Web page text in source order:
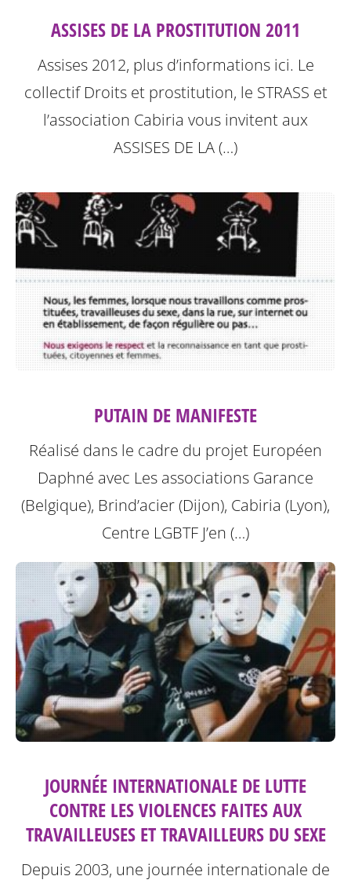
ASSISES DE LA PROSTITUTION 2011
Assises 2012, plus d’informations ici. Le
collectif Droits et prostitution, le STRASS et
l’association Cabiria vous invitent aux
ASSISES DE LA (…)
PUTAIN DE MANIFESTE
Réalisé dans le cadre du projet Européen
Daphné avec Les associations Garance
(Belgique), Brind’acier (Dijon), Cabiria (Lyon),
Centre LGBTF J’en (…)
JOURNÉE INTERNATIONALE DE LUTTE
CONTRE LES VIOLENCES FAITES AUX
TRAVAILLEUSES ET TRAVAILLEURS DU SEXE
Depuis 2003, une journée internationale de